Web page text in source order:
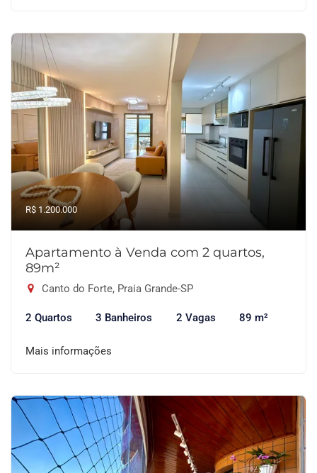
R$ 1.200.000
Apartamento à Venda com 2 quartos,
89m²
Canto do Forte, Praia Grande-SP
2 Quartos 3 Banheiros 2 Vagas 89 m²
Mais informações